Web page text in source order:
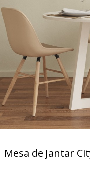
Mesa de Jantar